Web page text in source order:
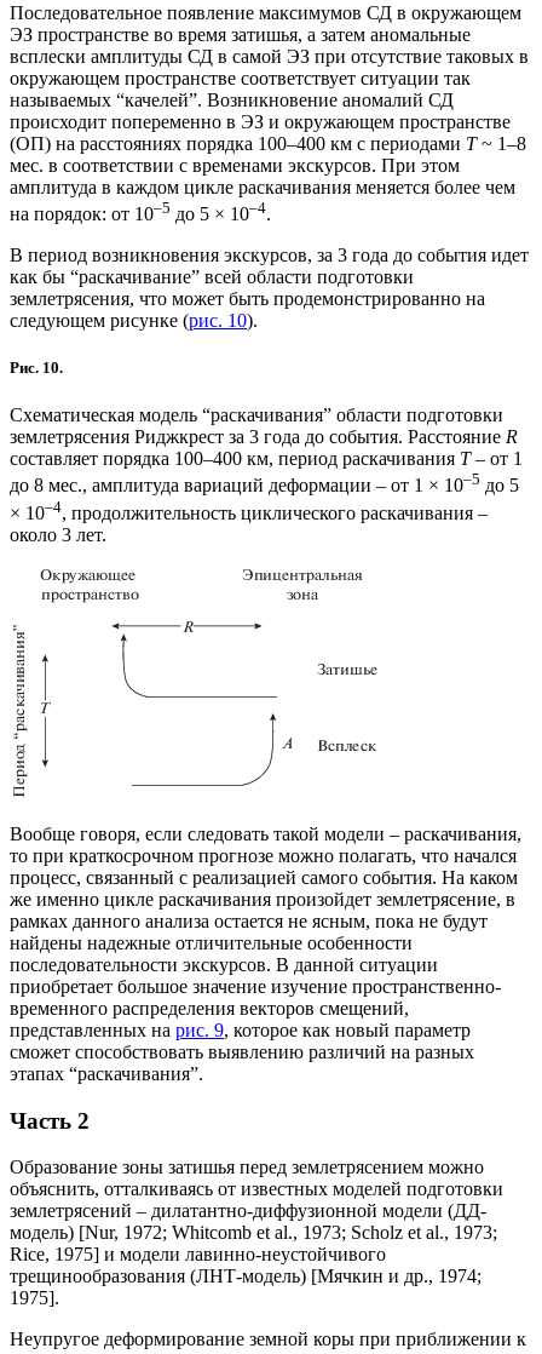
Последовательное появление максимумов СД в окружающем
ЭЗ пространстве во время затишья, а затем аномальные
всплески амплитуды СД в самой ЭЗ при отсутствие таковых в
окружающем пространстве соответствует ситуации так
называемых “качелей”. Возникновение аномалий СД
происходит попеременно в ЭЗ и окружающем пространстве
(ОП) на расстояниях порядка 100–400 км с периодами T~ 1–8
мес. в соответствии с временами экскурсов. При этом
амплитуда в каждом цикле раскачивания меняется более чем
на порядок: от 10–5 до 5 × 10–4.
В период возникновения экскурсов, за 3 года до события идет
как бы “раскачивание” всей области подготовки
землетрясения, что может быть продемонстрированно на
следующем рисунке (рис. 10).
Рис. 10.
Схематическая модель “раскачивания” области подготовки
землетрясения Риджкрест за 3 года до события. Расстояние R
составляет порядка 100–400 км, период раскачивания T– от 1
до 8 мес., амплитуда вариаций деформации – от 1 × 10–5 до 5
× 10–4, продолжительность циклического раскачивания –
около 3 лет.
Вообще говоря, если следовать такой модели – раскачивания,
то при краткосрочном прогнозе можно полагать, что начался
процесс, связанный с реализацией самого события. На каком
же именно цикле раскачивания произойдет землетрясение, в
рамках данного анализа остается не ясным, пока не будут
найдены надежные отличительные особенности
последовательности экскурсов. В данной ситуации
приобретает большое значение изучение пространственно-
временного распределения векторов смещений,
представленных на рис. 9, которое как новый параметр
сможет способствовать выявлению различий на разных
этапах “раскачивания”.
Часть 2
Образование зоны затишья перед землетрясением можно
объяснить, отталкиваясь от известных моделей подготовки
землетрясений – дилатантно-диффузионной модели (ДД-
модель) [Nur, 1972; Whitcomb et al., 1973; Scholz et al., 1973;
Rice, 1975] и модели лавинно-неустойчивого
трещинообразования (ЛНТ-модель) [Мячкин и др., 1974;
1975].
Неупругое деформирование земной коры при приближении к